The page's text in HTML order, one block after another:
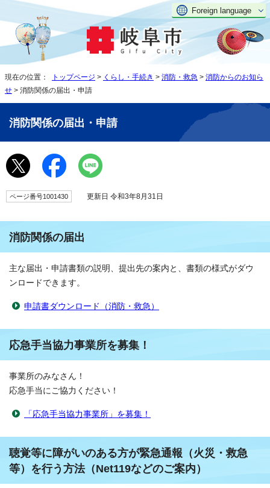
Foreign language
現在の位置： トップページ > くらし・手続き > 消防・救急 > 消防からのお知ら
せ > 消防関係の届出・申請
消防関係の届出・申請
ページ番号1001430 更新日 令和3年8月31日
消防関係の届出
主な届出・申請書類の説明、提出先の案内と、書類の様式がダウ
ンロードできます。
申請書ダウンロード（消防・救急）
応急手当協力事業所を募集！
事業所のみなさん！
応急手当にご協力ください！
「応急手当協力事業所」を募集！
聴覚等に障がいのある方が緊急通報（火災・救急
等）を行う方法（Net119などのご案内）